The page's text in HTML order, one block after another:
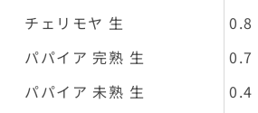
チェリモヤ 生
0.8
パパイア 完熟 生
0.7
パパイア 未熟 生
0.4